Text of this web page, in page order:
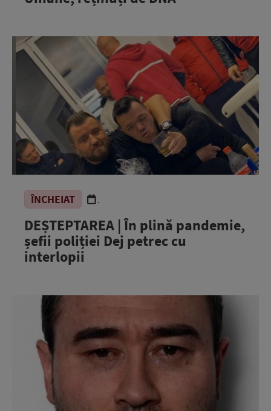
ÎNCHEIAT .
DEȘTEPTAREA | În plină pandemie,
șefii poliției Dej petrec cu
interlopii